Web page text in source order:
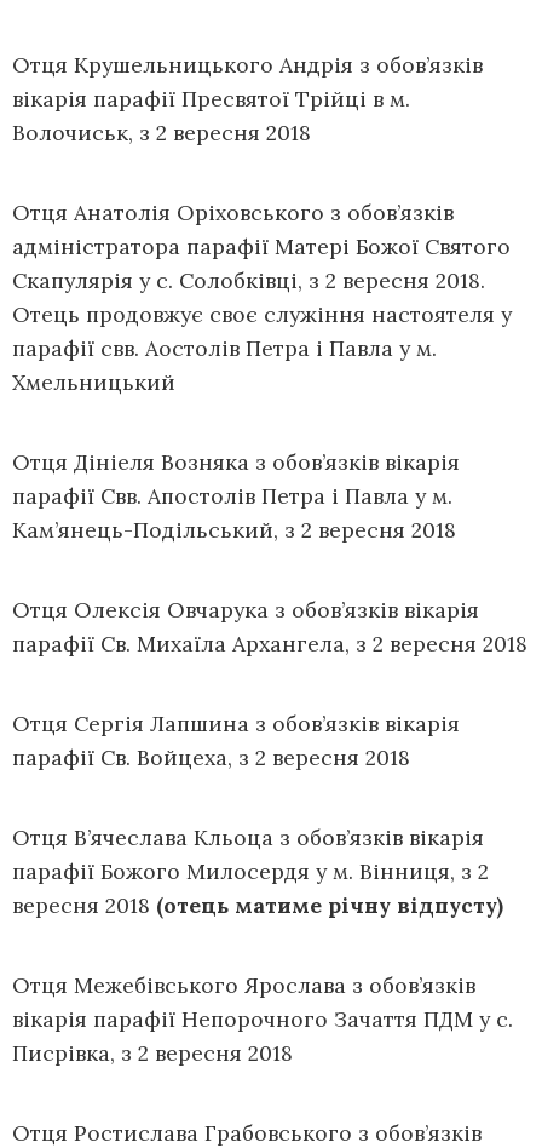
Отця Крушельницького Андрія з обов’язків
вікарія парафії Пресвятої Трійці в м.
Волочиськ, з 2 вересня 2018
Отця Анатолія Оріховського з обов’язків
адміністратора парафії Матері Божої Святого
Скапулярія у с. Солобківці, з 2 вересня 2018.
Отець продовжує своє служіння настоятеля у
парафії свв. Аостолів Петра і Павла у м.
Хмельницький
Отця Дініеля Возняка з обов’язків вікарія
парафії Свв. Апостолів Петра і Павла у м.
Кам’янець-Подільський, з 2 вересня 2018
Отця Олексія Овчарука з обов’язків вікарія
парафії Св. Михаїла Архангела, з 2 вересня 2018
Отця Сергія Лапшина з обов’язків вікарія
парафії Св. Войцеха, з 2 вересня 2018
Отця В’ячеслава Кльоца з обов’язків вікарія
парафії Божого Милосердя у м. Вінниця, з 2
вересня 2018 (отець матиме річну відпусту)
Отця Межебівського Ярослава з обов’язків
вікарія парафії Непорочного Зачаття ПДМ у с.
Писрівка, з 2 вересня 2018
Отця Ростислава Грабовського з обов’язків